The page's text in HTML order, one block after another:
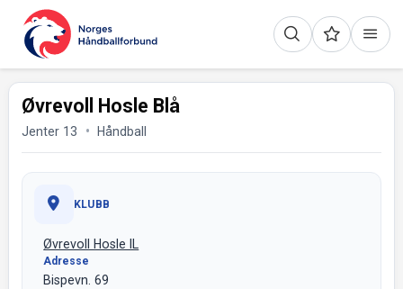
Øvrevoll Hosle Blå
Jenter 13 Håndball
KLUBB
Øvrevoll Hosle IL
Adresse
Bispevn. 69